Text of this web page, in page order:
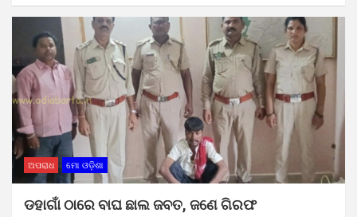
ଅପରାଧ ମୋ ଓଡ଼ିଶା
ଡହାଗାଁ ଠାରେ ବାଘ ଛାଲ ଜବତ, ଜଣେ ଗିରଫ